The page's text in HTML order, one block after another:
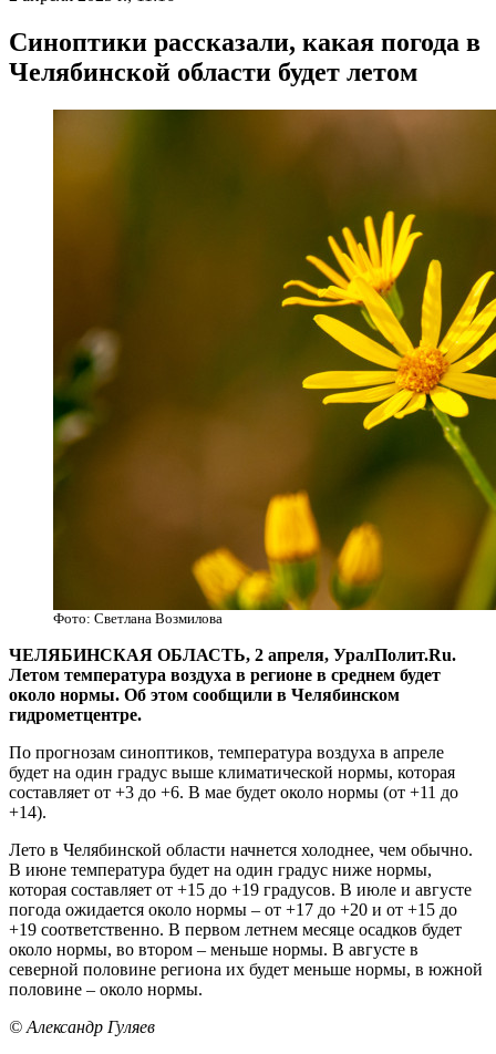
Синоптики рассказали, какая погода в
Челябинской области будет летом
Фото: Светлана Возмилова
ЧЕЛЯБИНСКАЯ ОБЛАСТЬ, 2 апреля, УралПолит.Ru.
Летом температура воздуха в регионе в среднем будет
около нормы. Об этом сообщили в Челябинском
гидрометцентре.
По прогнозам синоптиков, температура воздуха в апреле
будет на один градус выше климатической нормы, которая
составляет от +3 до +6. В мае будет около нормы (от +11 до
+14).
Лето в Челябинской области начнется холоднее, чем обычно.
В июне температура будет на один градус ниже нормы,
которая составляет от +15 до +19 градусов. В июле и августе
погода ожидается около нормы – от +17 до +20 и от +15 до
+19 соответственно. В первом летнем месяце осадков будет
около нормы, во втором – меньше нормы. В августе в
северной половине региона их будет меньше нормы, в южной
половине – около нормы.
© Александр Гуляев